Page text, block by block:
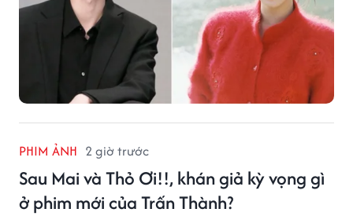
PHIM ẢNH 2 giờ trước
Sau Mai và Thỏ Ơi!!, khán giả kỳ vọng gì
ở phim mới của Trấn Thành?